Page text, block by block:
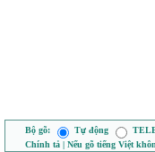
Bộ gõ: Tự động
Chính tả | Nếu gõ tiếng Việt